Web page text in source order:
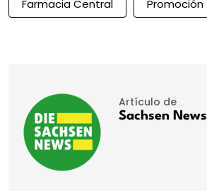
Farmacia Central Promoción
Artículo de
Sachsen News